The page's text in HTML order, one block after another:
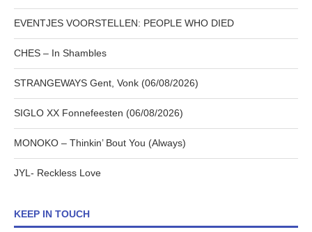
EVENTJES VOORSTELLEN: PEOPLE WHO DIED
CHES – In Shambles
STRANGEWAYS Gent, Vonk (06/08/2026)
SIGLO XX Fonnefeesten (06/08/2026)
MONOKO – Thinkin’ Bout You (Always)
JYL- Reckless Love
KEEP IN TOUCH